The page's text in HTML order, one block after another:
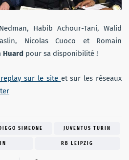
Habib Achour-Tani, Walid
Nicolas Cuoco et Romain
Huard pour sa disponibilité !
sur le site et sur les réseaux
DIEGO SIMEONE JUVENTUS TURIN
RB LEIPZIG